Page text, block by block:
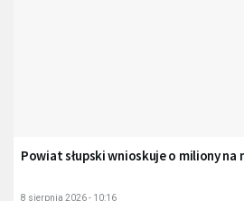
Powiat słupski wnioskuje o miliony na
8 sierpnia 2026 - 10:16